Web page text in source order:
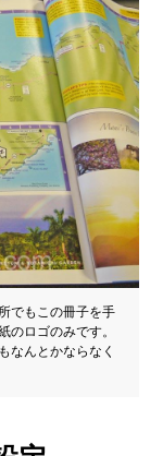
でもこの冊子を手
のロゴのみです。
なんとかならなく